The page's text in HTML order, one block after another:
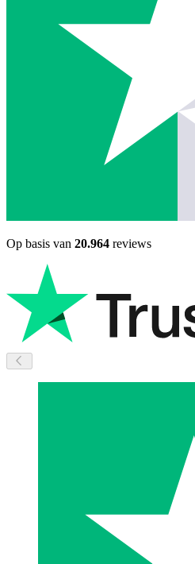
Op basis van 20.964 reviews